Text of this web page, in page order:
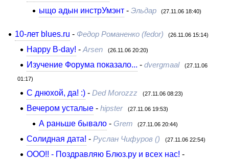
ыщо адын инстрУмэнт- Эльдар (27.11.06 18:40)
10-лет blues.ru - Федор Романенко (fedor) (26.11.06 15:14)
Happy B-day! -Arsen (26.11.06 20:20)
Изучение Форума показало... -dvergmaal (27.11.06
01:17)
С днюхой, да! :) -Ded Morozzz (27.11.06 08:23)
Вечером усталые -hipster (27.11.06 19:53)
А раньше бывало- Grem (27.11.06 20:44)
Солидная дата! -Руслан Чифуров () (27.11.06 22:54)
ООО!! - Поздравляю Блюз.ру и всех нас! -